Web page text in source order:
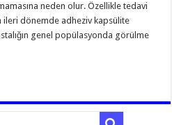
neden olur. Özellikle tedavi
ileri dönemde adheziv kapsülite
genel popülasyonda görülme